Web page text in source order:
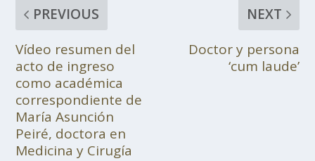
PREVIOUS
Vídeo resumen del
acto de ingreso
como académica
correspondiente de
María Asunción
Peiré, doctora en
Medicina y Cirugía
NEXT
Doctor y persona
‘cum laude’